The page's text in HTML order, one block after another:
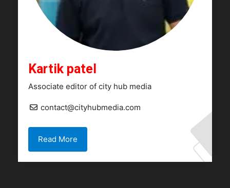
Kartik patel
Associate editor of city hub media
contact@cityhubmedia.com
Read More